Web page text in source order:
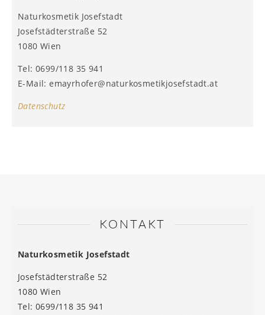
Naturkosmetik Josefstadt
Josefstädterstraße 52
1080 Wien
Tel: 0699/118 35 941
E-Mail: emayrhofer@naturkosmetikjosefstadt.at
Datenschutz
KONTAKT
Naturkosmetik Josefstadt
Josefstädterstraße 52
1080 Wien
Tel: 0699/118 35 941